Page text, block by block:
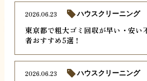
東京都で粗大ゴミ回収が早い・安い
者おすすめ5選！
2026.06.23 ハウスクリーニング
2026.06.23 ハウスクリーニング